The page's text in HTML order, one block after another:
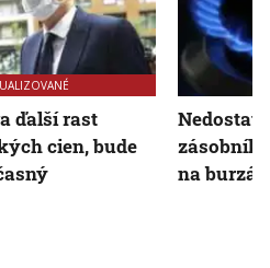
ďalší rast
cien, bude
na